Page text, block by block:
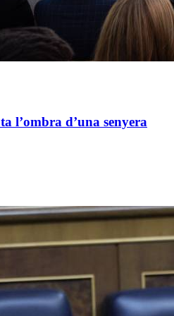
l’ombra d’una senyera